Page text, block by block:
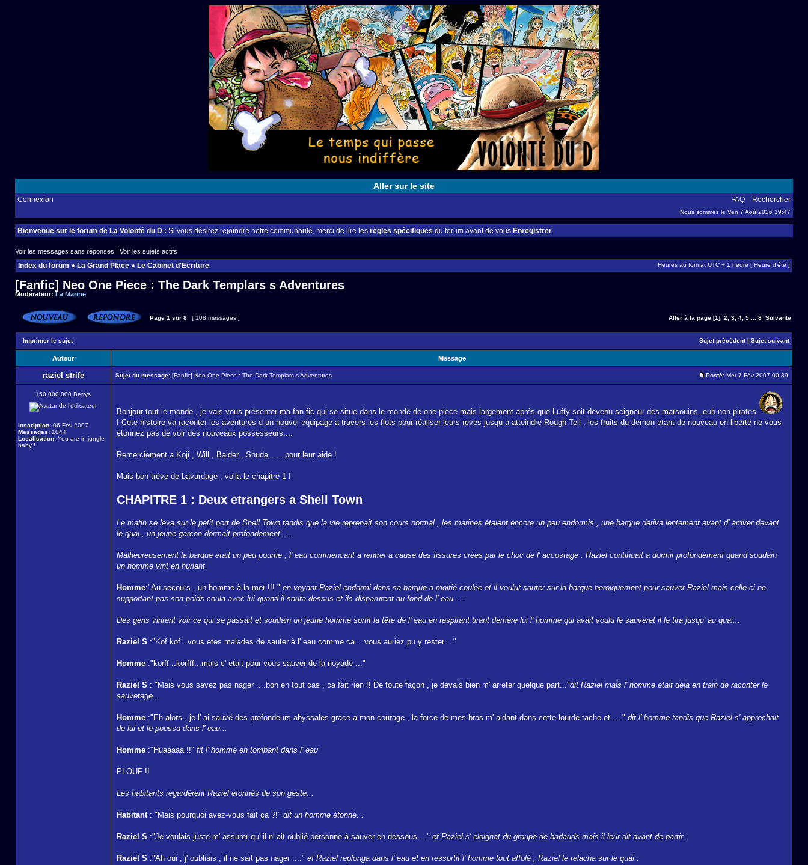
Aller sur le site
Connexion FAQ Rechercher
Nous sommes le Ven 7 Aoû 2026 19:47
Bienvenue sur le forum de La Volonté du D : Si vous désirez rejoindre notre communauté, merci de lire les règles spécifiques du forum avant de vous Enregistrer
Voir les messages sans réponses | Voir les sujets actifs
Index du forum » La Grand Place » Le Cabinet d'Ecriture Heures au format UTC + 1 heure [ Heure d’été ]
[Fanfic] Neo One Piece : The Dark Templars s Adventures
Modérateur:La Marine
Page 1 sur 8 [ 108 messages ] Aller à la page [1] 2 3 4 5 8 Suivante
Imprimer le sujet Sujet précédent| Sujet suivant
Auteur Message
raziel strife Sujet du message: [Fanfic] Neo One Piece : The Dark Templars s Adventures Posté: Mer 7 Fév 2007 00:39
150 000 000 Berrys
Inscription: 06 Fév 2007
Messages: 1044
Localisation: You are in jungle
baby !
Bonjour tout le monde , je vais vous présenter ma fan fic qui se situe dans le monde de one piece mais largement aprés que Luffy soit devenu seigneur des marsouins..euh non pirates
! Cete histoire va raconter les aventures d un nouvel equipage a travers les flots pour réaliser leurs reves jusqu a atteindre Rough Tell , les fruits du demon etant de nouveau en liberté ne vous
etonnez pas de voir des nouveaux possesseurs....
Remerciement a Koji , Will , Balder , Shuda.......pour leur aide !
Mais bon trêve de bavardage , voila le chapitre 1 !
CHAPITRE 1 : Deux etrangers a Shell Town
Le matin se leva sur le petit port de Shell Town tandis que la vie reprenait son cours normal , les marines étaient encore un peu endormis , une barque deriva lentement avant d' arriver devant
le quai , un jeune garcon dormait profondement.....
Malheureusement la barque etait un peu pourrie , l' eau commencant a rentrer a cause des fissures crées par le choc de l' accostage . Raziel continuait a dormir profondément quand soudain
un homme vint en hurlant
Homme:"Au secours , un homme à la mer !!! " en voyant Raziel endormi dans sa barque a moitié coulée et il voulut sauter sur la barque heroiquement pour sauver Raziel mais celle-ci ne
supportant pas son poids coula avec lui quand il sauta dessus et ils disparurent au fond de l' eau ....
Des gens vinrent voir ce qui se passait et soudain un jeune homme sortit la tête de l' eau en respirant tirant derriere lui l' homme qui avait voulu le sauveret il le tira jusqu' au quai...
Raziel S :"Kof kof...vous etes malades de sauter à l' eau comme ca ...vous auriez pu y rester...."
Homme :"korff ..korfff...mais c' etait pour vous sauver de la noyade ..."
Raziel S : "Mais vous savez pas nager ....bon en tout cas , ca fait rien !! De toute façon , je devais bien m' arreter quelque part..."dit Raziel mais l' homme etait déja en train de raconter le
sauvetage...
Homme :"Eh alors , je l' ai sauvé des profondeurs abyssales grace a mon courage , la force de mes bras m' aidant dans cette lourde tache et ...." dit l' homme tandis que Raziel s' approchait
de lui et le poussa dans l' eau...
Homme :"Huaaaaa !!" fit l' homme en tombant dans l' eau
PLOUF !!
Les habitants regardérent Raziel etonnés de son geste...
Habitant: "Mais pourquoi avez-vous fait ça ?!" dit un homme étonné...
Raziel S :"Je voulais juste m' assurer qu' il n' ait oublié personne à sauver en dessous ..." et Raziel s' eloignat du groupe de badauds mais il leur dit avant de partir..
Raziel S :"Ah oui , j' oubliais , il ne sait pas nager ...." et Raziel replonga dans l' eau et en ressortit l' homme tout affolé , Raziel le relacha sur le quai .